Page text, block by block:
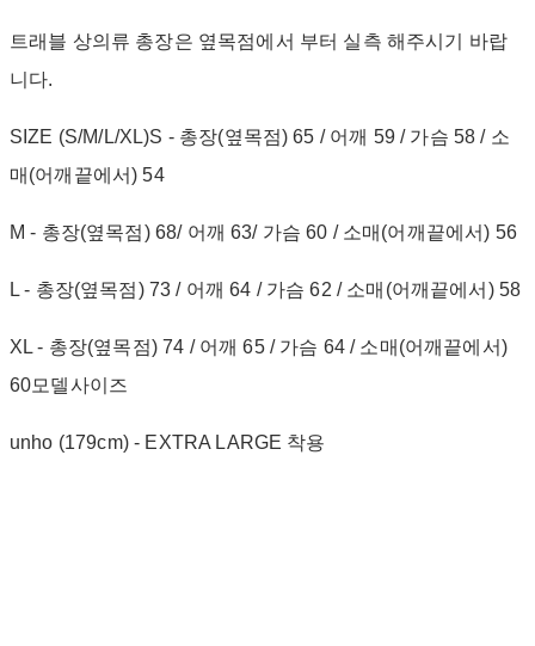
트래블 상의류 총장은 옆목점에서 부터 실측 해주시기 바랍
니다.
SIZE (S/M/L/XL)S - 총장(옆목점) 65 / 어깨 59 / 가슴 58 / 소
매(어깨끝에서) 54
M - 총장(옆목점) 68/ 어깨 63/ 가슴 60 / 소매(어깨끝에서) 56
L - 총장(옆목점) 73 / 어깨 64 / 가슴 62 / 소매(어깨끝에서) 58
XL - 총장(옆목점) 74 / 어깨 65 / 가슴 64 / 소매(어깨끝에서)
60모델사이즈
unho (179cm) - EXTRA LARGE 착용